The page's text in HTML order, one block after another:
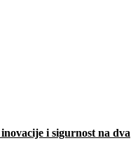
i sigurnost na dva